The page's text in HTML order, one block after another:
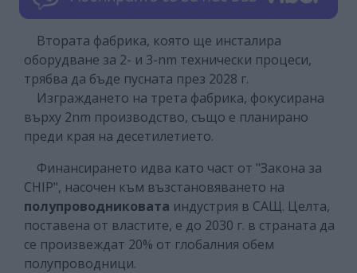
Втората фабрика, която ще инсталира
оборудване за 2- и 3-nm технически процеси,
трябва да бъде пусната през 2028 г.
Изграждането на трета фабрика, фокусирана
върху 2nm производство, също е планирано
преди края на десетилетието.
Финансирането идва като част от "Закона за
CHIP", насочен към възстановяването на
полупроводниковата индустрия в САЩ. Целта,
поставена от властите, е до 2030 г. в страната да
се произвеждат 20% от глобалния обем
полупроводници.